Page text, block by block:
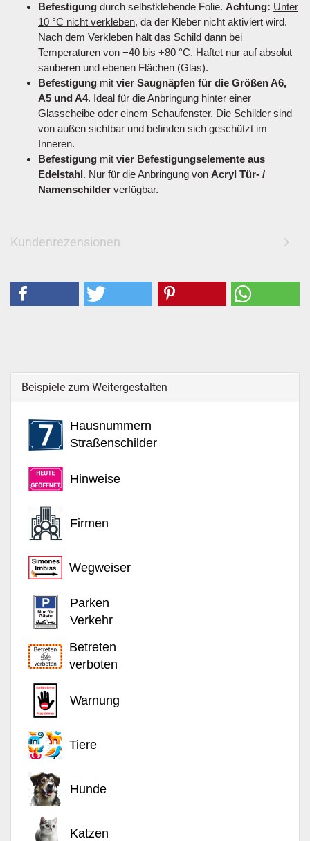
Befestigung durch selbstklebende Folie. Achtung: Unter
10 °C nicht verkleben, da der Kleber nicht aktiviert wird.
Nach dem Verkleben hält das Schild dann bei
Temperaturen von −40 bis +80 °C. Haftet nur auf absolut
sauberen und ebenen Flächen (Glas).
Befestigung mit vier Saugnäpfen für die Größen A6,
A5 und A4. Ideal für die Anbringung hinter einer
Glasscheibe oder einem Schaufenster. Die Schilder sind
von außen sichtbar und befinden sich geschützt im
Inneren.
Befestigung mit vier Befestigungselemente aus
Edelstahl. Nur für die Anbringung von Acryl Tür- /
Namenschilder verfügbar.
Kundenrezensionen
Beispiele zum Weitergestalten
Hausnummern
Straßenschilder
Hinweise
Firmen
Wegweiser
Parken
Verkehr
Betreten
verboten
Warnung
Tiere
Hunde
Katzen